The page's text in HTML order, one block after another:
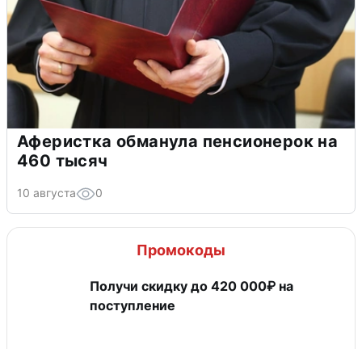
Аферистка обманула пенсионерок на
460 тысяч
10 августа 0
Промокоды
Получи скидку до 420 000₽ на
поступление